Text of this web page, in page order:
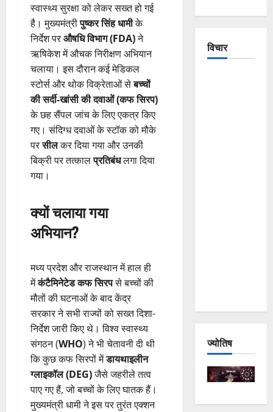
स्वास्थ्य सुरक्षा को लेकर सख्त हो गई
है। मुख्यमंत्रीपुष्कर सिंह धामीके
निर्देश परऔषधि विभाग (FDA)ने
ऋषिकेश में औचक निरीक्षण अभियान
चलाया। इस दौरान कई मेडिकल
स्टोर्स और थोक विक्रेताओं सेबच्चों
की सर्दी-खांसी की दवाओं (कफ सिरप)
के छह सैंपल जांच के लिए एकत्र किए
गए। संदिग्ध दवाओं के स्टॉक को मौके
परसीलकर दिया गया और उनकी
बिक्री पर तत्कालप्रतिबंधलगा दिया
गया।
क्यों चलाया गया
अभियान?
मध्य प्रदेश और राजस्थान में हाल ही
मेंकंटैमिनेटेड कफ सिरपसे बच्चों की
मौतों की घटनाओं के बाद केंद्र
सरकार ने सभी राज्यों को सख्त दिशा-
निर्देश जारी किए थे। विश्व स्वास्थ्य
संगठन (WHO) ने भी चेतावनी दी थी
कि कुछ कफ सिरपों मेंडायथाइलीन
ग्लाइकॉल (DEG)जैसे जहरीले तत्व
पाए गए हैं, जो बच्चों के लिए घातक हैं।
मुख्यमंत्री धामी ने इस पर तुरंत एक्शन
विचार
ज्योतिष